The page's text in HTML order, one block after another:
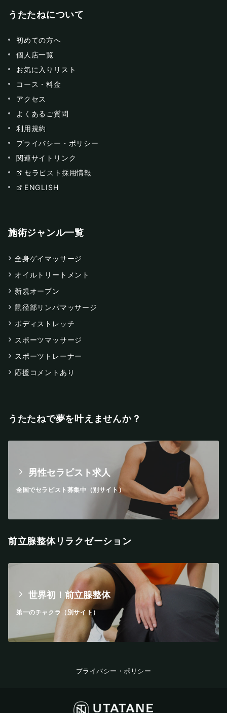
うたたねについて
初めての方へ
個人店一覧
お気に入りリスト
コース・料金
アクセス
よくあるご質問
利用規約
プライバシー・ポリシー
関連サイトリンク
セラピスト採用情報
ENGLISH
施術ジャンル一覧
全身ゲイマッサージ
オイルトリートメント
新規オープン
鼠径部リンパマッサージ
ボディストレッチ
スポーツマッサージ
スポーツトレーナー
応援コメントあり
うたたねで夢を叶えませんか？
男性セラピスト求人
全国でセラピスト募集中（別サイト）
前立腺整体リラクゼーション
世界初！前立腺整体
第一のチャクラ（別サイト）
プライバシー・ポリシー